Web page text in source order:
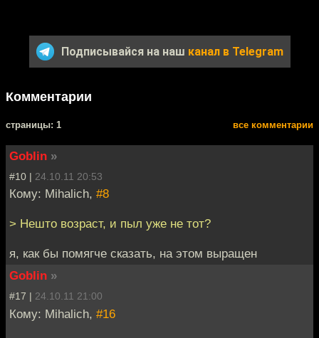
Подписывайся на наш канал в Telegram
Комментарии
cтраницы: 1 все комментарии
Goblin »
#10 | 24.10.11 20:53
Кому: Mihalich, #8
> Нешто возраст, и пыл уже не тот?
я, как бы помягче сказать, на этом выращен
Goblin »
#17 | 24.10.11 21:00
Кому: Mihalich, #16